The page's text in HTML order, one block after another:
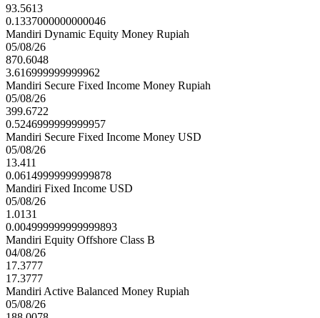
93.5613
0.1337000000000046
Mandiri Dynamic Equity Money Rupiah
05/08/26
870.6048
3.616999999999962
Mandiri Secure Fixed Income Money Rupiah
05/08/26
399.6722
0.5246999999999957
Mandiri Secure Fixed Income Money USD
05/08/26
13.411
0.06149999999999878
Mandiri Fixed Income USD
05/08/26
1.0131
0.004999999999999893
Mandiri Equity Offshore Class B
04/08/26
17.3777
17.3777
Mandiri Active Balanced Money Rupiah
05/08/26